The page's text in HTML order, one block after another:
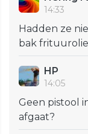
14:33
Hadden ze
bak frituurolie
HP
14:05
Geen pistool
afgaat?